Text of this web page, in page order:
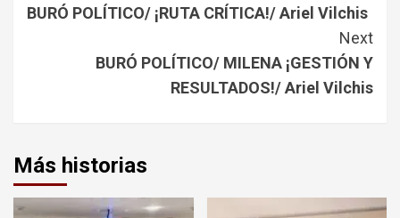
Reading
BURÓ POLÍTICO/ ¡RUTA CRÍTICA!/ Ariel Vilchis
Next
BURÓ POLÍTICO/ MILENA ¡GESTIÓN Y
RESULTADOS!/ Ariel Vilchis
Más historias